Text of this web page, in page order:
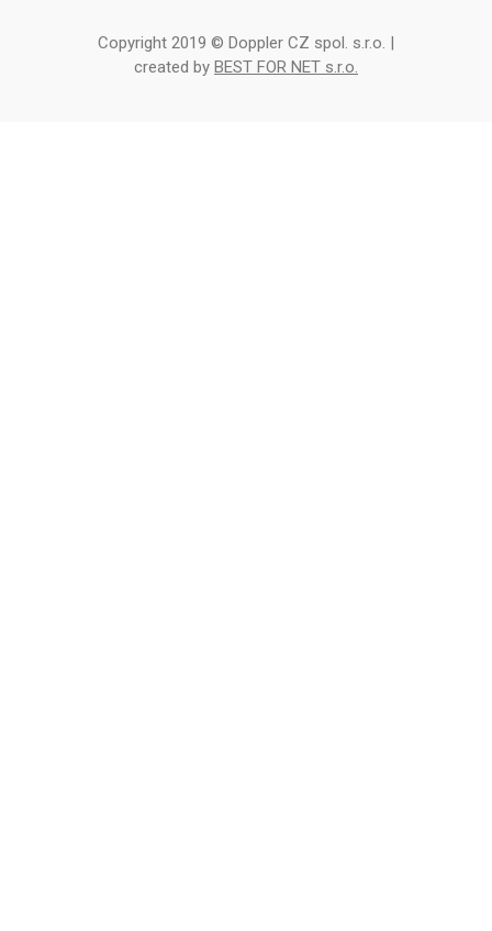
Copyright 2019 © Doppler CZ spol. s.r.o. |
created by BEST FOR NET s.r.o.